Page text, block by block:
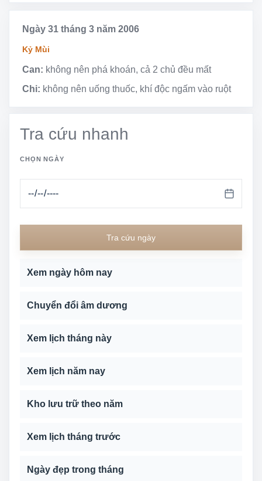
Ngày 31 tháng 3 năm 2006
Kỷ Mùi
Can: không nên phá khoán, cả 2 chủ đều mất
Chi: không nên uống thuốc, khí độc ngấm vào ruột
Tra cứu nhanh
CHỌN NGÀY
Tra cứu ngày
Xem ngày hôm nay
Chuyển đổi âm dương
Xem lịch tháng này
Xem lịch năm nay
Kho lưu trữ theo năm
Xem lịch tháng trước
Ngày đẹp trong tháng